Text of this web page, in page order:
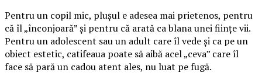
Pentru un copil mic, plușul e adesea mai prietenos, pentru
că îl „înconjoară” și pentru că arată ca blana unei ființe vii.
Pentru un adolescent sau un adult care îl vede și ca pe un
obiect estetic, catifeaua poate să aibă acel „ceva” care îl
face să pară un cadou atent ales, nu luat pe fugă.